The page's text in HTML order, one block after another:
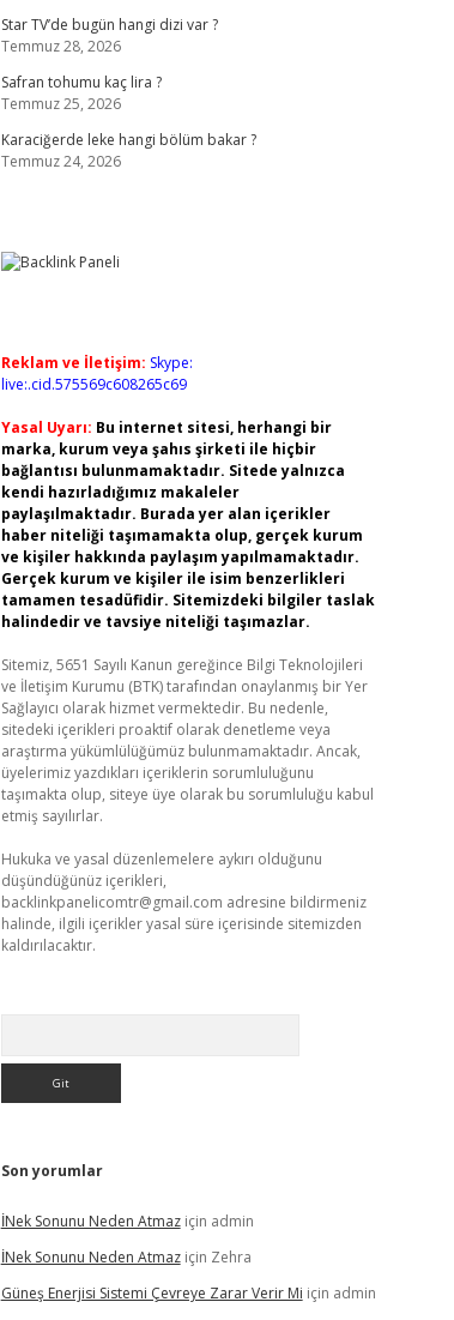
Star TV’de bugün hangi dizi var ?
Temmuz 28, 2026
Safran tohumu kaç lira ?
Temmuz 25, 2026
Karaciğerde leke hangi bölüm bakar ?
Temmuz 24, 2026
Reklam ve İletişim: Skype:
live:.cid.575569c608265c69
Yasal Uyarı: Bu internet sitesi, herhangi bir
marka, kurum veya şahıs şirketi ile hiçbir
bağlantısı bulunmamaktadır. Sitede yalnızca
kendi hazırladığımız makaleler
paylaşılmaktadır. Burada yer alan içerikler
haber niteliği taşımamakta olup, gerçek kurum
ve kişiler hakkında paylaşım yapılmamaktadır.
Gerçek kurum ve kişiler ile isim benzerlikleri
tamamen tesadüfidir. Sitemizdeki bilgiler taslak
halindedir ve tavsiye niteliği taşımazlar.
Sitemiz, 5651 Sayılı Kanun gereğince Bilgi Teknolojileri
ve İletişim Kurumu (BTK) tarafından onaylanmış bir Yer
Sağlayıcı olarak hizmet vermektedir. Bu nedenle,
sitedeki içerikleri proaktif olarak denetleme veya
araştırma yükümlülüğümüz bulunmamaktadır. Ancak,
üyelerimiz yazdıkları içeriklerin sorumluluğunu
taşımakta olup, siteye üye olarak bu sorumluluğu kabul
etmiş sayılırlar.
Hukuka ve yasal düzenlemelere aykırı olduğunu
düşündüğünüz içerikleri,
backlinkpanelicomtr@gmail.com adresine bildirmeniz
halinde, ilgili içerikler yasal süre içerisinde sitemizden
kaldırılacaktır.
Son yorumlar
İNek Sonunu Neden Atmaziçin admin
İNek Sonunu Neden Atmaziçin Zehra
Güneş Enerjisi Sistemi Çevreye Zarar Verir Mi için admin